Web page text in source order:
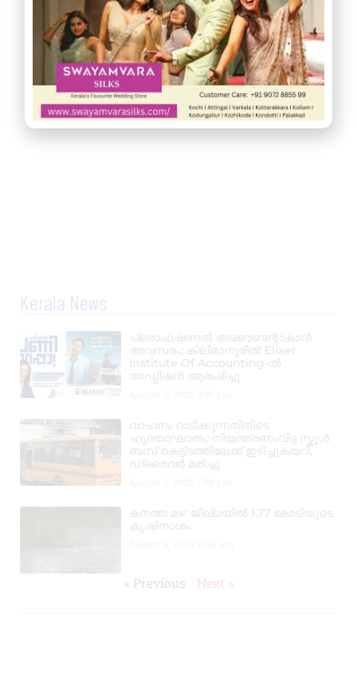
Kerala News
പ്രൊഫഷണൽ അക്കൗണ്ടന്റാകാൻ
അവസരം; കിലിമാനൂരിൽ Elixer
Institute Of Accounting-ൽ
അഡ്മിഷൻ ആരംഭിച്ചു
വാഹനം ഓടിക്കുന്നതിനിടെ
ഹൃദയാഘാതം; നിയന്ത്രണംവിട്ട സ്കൂൾ
ബസ് കെട്ടിടത്തിലേക്ക് ഇടിച്ചുകയറി,
ഡ്രൈവർ മരിച്ചു
കനത്ത മഴ: ജില്ലയിൽ 1.77 കോടിയുടെ
കൃഷിനാശം
« Previous Next »